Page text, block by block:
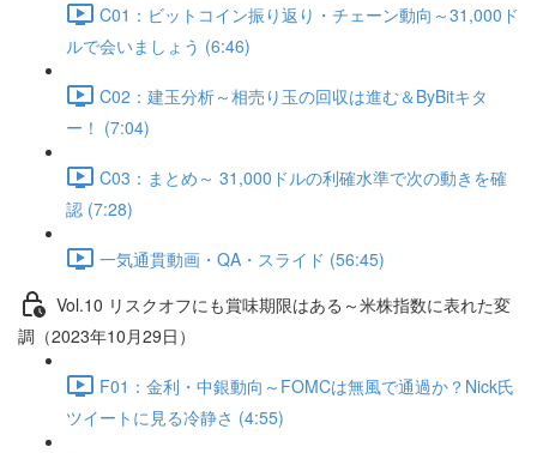
C01：ビットコイン振り返り・チェーン動向～31,000ド
ルで会いましょう (6:46)
C02：建玉分析～相売り玉の回収は進む＆ByBitキタ
ー！ (7:04)
C03：まとめ～ 31,000ドルの利確水準で次の動きを確
認 (7:28)
一気通貫動画・QA・スライド (56:45)
Vol.10 リスクオフにも賞味期限はある～米株指数に表れた変
調（2023年10月29日）
F01：金利・中銀動向～FOMCは無風で通過か？Nick氏
ツイートに見る冷静さ (4:55)